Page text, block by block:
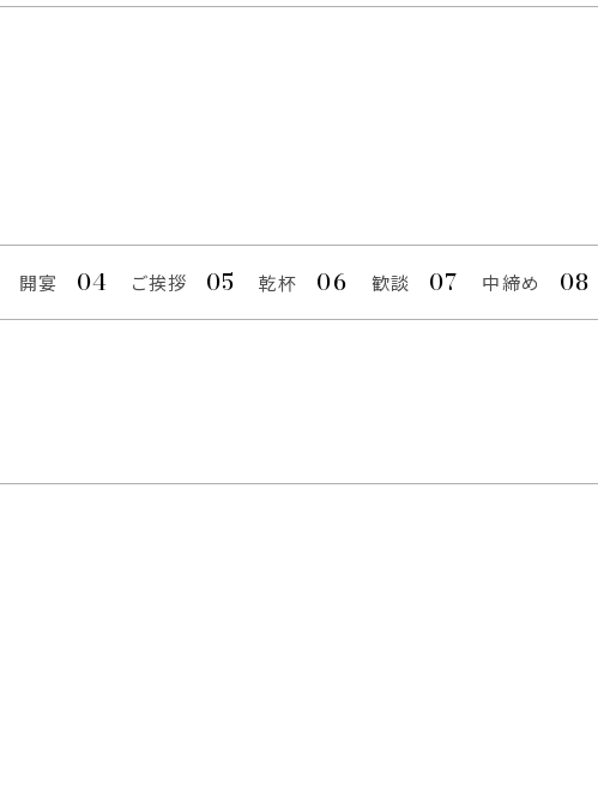
開宴 ご挨拶 乾杯 歓談 中締め